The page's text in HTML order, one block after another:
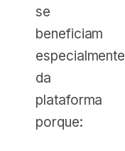
se
beneficiam
especialmente
da
plataforma
porque: